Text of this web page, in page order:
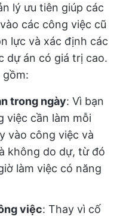
lý ưu tiên giúp các
các công việc cũ
lực và xác định các
dự án có giá trị cao.
gồm:
trong ngày: Vì bạn
việc cần làm mỗi
vào công việc và
không do dự, từ đó
làm việc có năng
việc: Thay vì cố